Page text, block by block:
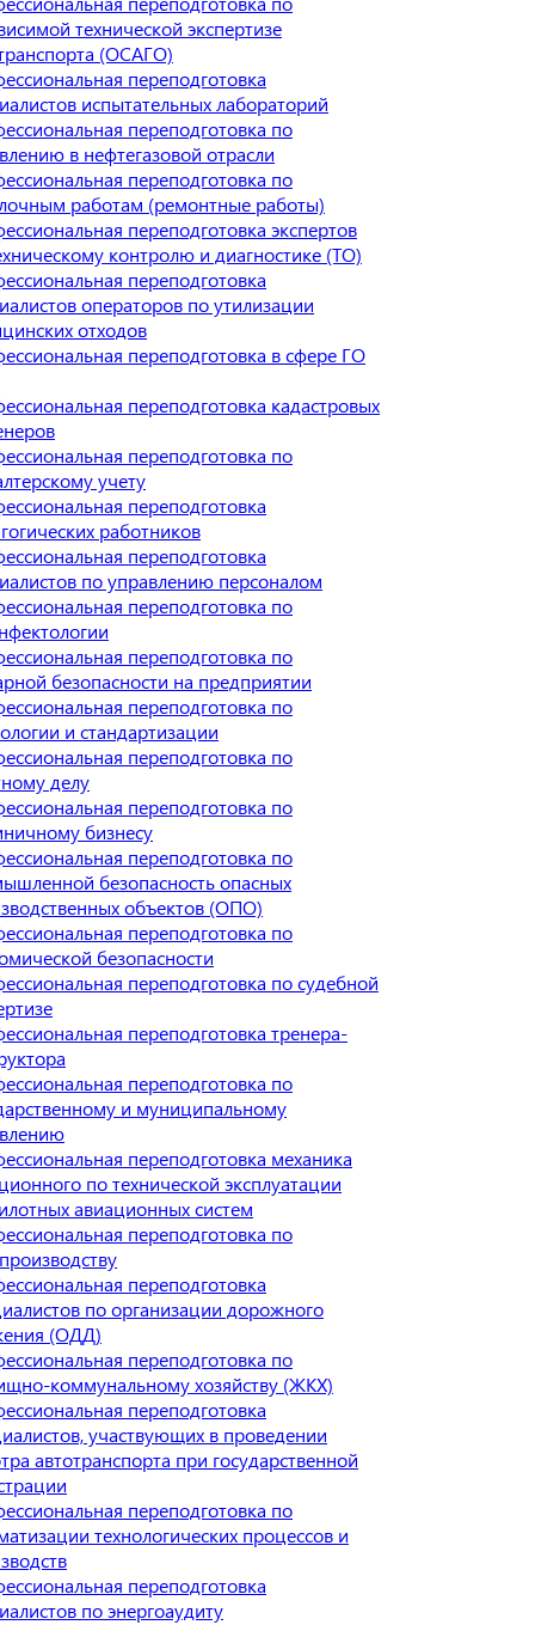
технической экспертизе
(ОСАГО)
переподготовка
испытательных лабораторий
переподготовка по
в нефтегазовой отрасли
переподготовка по
работам (ремонтные работы)
переподготовка экспертов
контролю и диагностике (ТО)
переподготовка
операторов по утилизации
отходов
переподготовка в сфере ГО
переподготовка кадастровых
переподготовка по
учету
переподготовка
работников
переподготовка
по управлению персоналом
переподготовка по
переподготовка по
безопасности на предприятии
переподготовка по
и стандартизации
переподготовка по
делу
переподготовка по
бизнесу
переподготовка по
безопасность опасных
объектов (ОПО)
переподготовка по
безопасности
переподготовка по судебной
переподготовка тренера-
переподготовка по
и муниципальному
переподготовка механика
по технической эксплуатации
авиационных систем
переподготовка по
переподготовка
по организации дорожного
(ОДД)
переподготовка по
коммунальному хозяйству (ЖКХ)
переподготовка
участвующих в проведении
автотранспорта при государственной
переподготовка по
технологических процессов и
переподготовка
по энергоаудиту